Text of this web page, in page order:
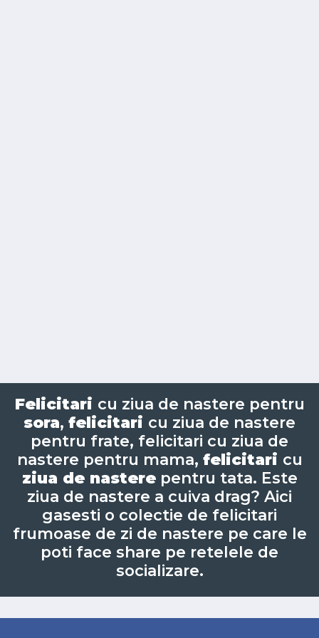
Felicitari cu ziua de nastere pentru
sora, felicitari cu ziua de nastere
pentru frate, felicitari cu ziua de
nastere pentru mama, felicitari cu
ziua de nasterepentru tata. Este
ziua de nastere a cuiva drag? Aici
gasesti o colectie de felicitari
frumoase de zi de nastere pe care le
poti face share pe retelele de
socializare.